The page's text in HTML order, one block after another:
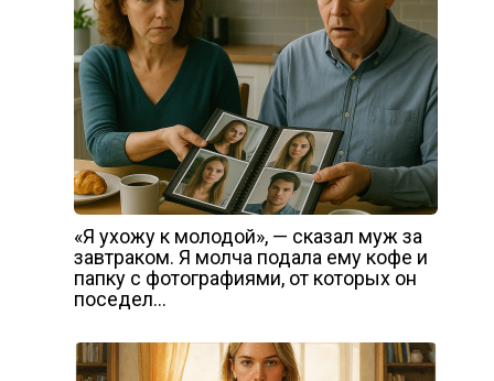
«Я ухожу к молодой», — сказал муж за
завтраком. Я молча подала ему кофе и
папку с фотографиями, от которых он
поседел…